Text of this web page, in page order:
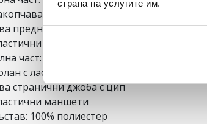
страна на услугите им.
с двупосочен цип и защита на
предни джоба с цип
маншети и колан
част:
с ластик и връзка
странични джоба с цип
маншети
100% полиестер